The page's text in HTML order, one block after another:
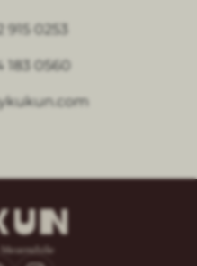
915 0253
183 0560